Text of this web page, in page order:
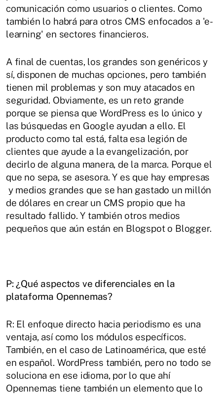
comunicación como usuarios o clientes. Como
también lo habrá para otros CMS enfocados a 'e-
learning' en sectores financieros.
A final de cuentas, los grandes son genéricos y
sí, disponen de muchas opciones, pero también
tienen mil problemas y son muy atacados en
seguridad. Obviamente, es un reto grande
porque se piensa que WordPress es lo único y
las búsquedas en Google ayudan a ello. El
producto como tal está, falta esa legión de
clientes que ayude a la evangelización, por
decirlo de alguna manera, de la marca. Porque el
que no sepa, se asesora. Y es que hay empresas
y medios grandes que se han gastado un millón
de dólares en crear un CMS propio que ha
resultado fallido. Y también otros medios
pequeños que aún están en Blogspot o Blogger.
P: ¿Qué aspectos ve diferenciales en la
plataforma Opennemas?
R: El enfoque directo hacia periodismo es una
ventaja, así como los módulos específicos.
También, en el caso de Latinoamérica, que esté
en español. WordPress también, pero no todo se
soluciona en ese idioma, por lo que ahí
Opennemas tiene también un elemento que lo